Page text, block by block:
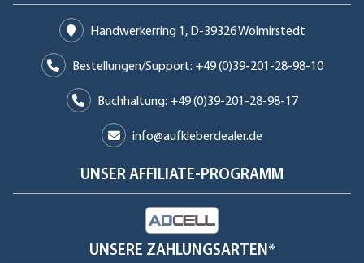
Handwerkerring 1, D-39326 Wolmirstedt
Bestellungen/Support: +49 (0)39-201-28-98-10
Buchhaltung: +49 (0)39-201-28-98-17
info@aufkleberdealer.de
UNSER AFFILIATE-PROGRAMM
UNSERE ZAHLUNGSARTEN*